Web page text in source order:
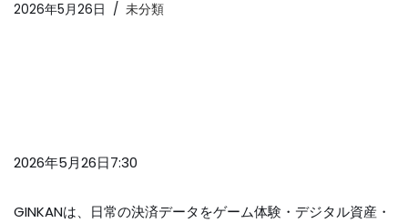
2026年5月26日 未分類
2026年5月26日7:30
GINKANは、日常の決済データをゲーム体験・デジタル資産・